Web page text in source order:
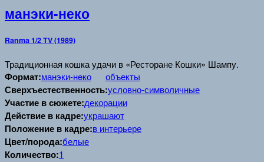
манэки-неко
Ranma 1/2 TV (1989)
Традиционная кошка удачи в «Ресторане Кошки» Шампу.
Формат:манэки-нeко объекты
Сверхъестественность:условно-символичные
Участие в сюжете:декорации
Действие в кадре:украшают
Положение в кадре:в интерьере
Цвет/порода:белые
Количество:1